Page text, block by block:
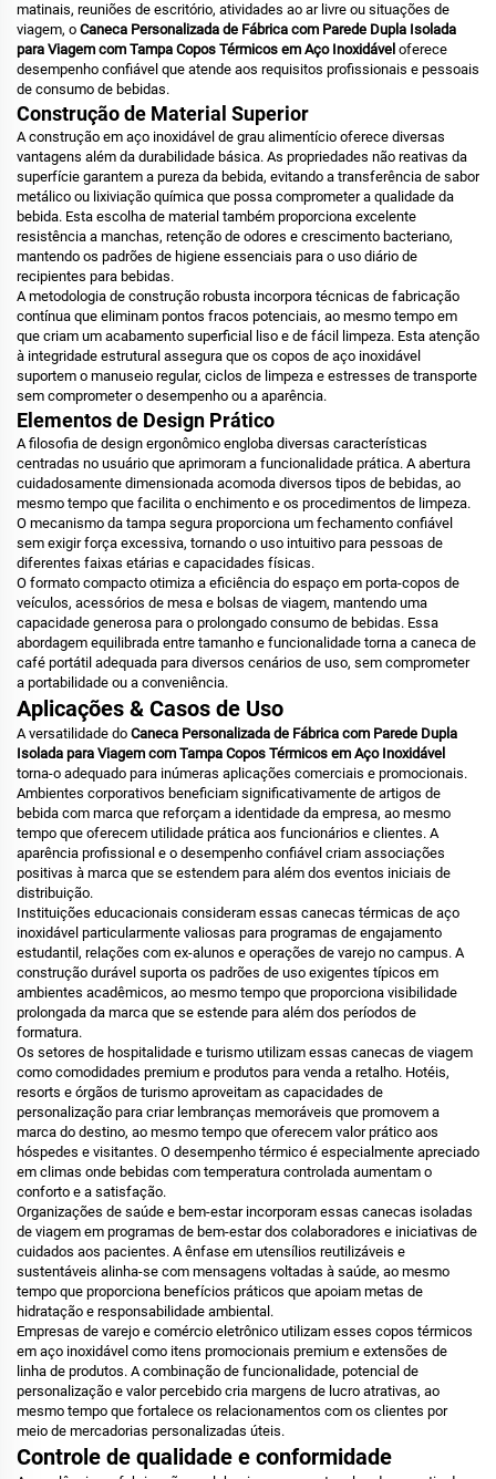
matinais, reuniões de escritório, atividades ao ar livre ou situações de
viagem, o Caneca Personalizada de Fábrica com Parede Dupla Isolada
para Viagem com Tampa Copos Térmicos em Aço Inoxidável oferece
desempenho confiável que atende aos requisitos profissionais e pessoais
de consumo de bebidas.
Construção de Material Superior
A construção em aço inoxidável de grau alimentício oferece diversas
vantagens além da durabilidade básica. As propriedades não reativas da
superfície garantem a pureza da bebida, evitando a transferência de sabor
metálico ou lixiviação química que possa comprometer a qualidade da
bebida. Esta escolha de material também proporciona excelente
resistência a manchas, retenção de odores e crescimento bacteriano,
mantendo os padrões de higiene essenciais para o uso diário de
recipientes para bebidas.
A metodologia de construção robusta incorpora técnicas de fabricação
contínua que eliminam pontos fracos potenciais, ao mesmo tempo em
que criam um acabamento superficial liso e de fácil limpeza. Esta atenção
à integridade estrutural assegura que os copos de aço inoxidável
suportem o manuseio regular, ciclos de limpeza e estresses de transporte
sem comprometer o desempenho ou a aparência.
Elementos de Design Prático
A filosofia de design ergonômico engloba diversas características
centradas no usuário que aprimoram a funcionalidade prática. A abertura
cuidadosamente dimensionada acomoda diversos tipos de bebidas, ao
mesmo tempo que facilita o enchimento e os procedimentos de limpeza.
O mecanismo da tampa segura proporciona um fechamento confiável
sem exigir força excessiva, tornando o uso intuitivo para pessoas de
diferentes faixas etárias e capacidades físicas.
O formato compacto otimiza a eficiência do espaço em porta-copos de
veículos, acessórios de mesa e bolsas de viagem, mantendo uma
capacidade generosa para o prolongado consumo de bebidas. Essa
abordagem equilibrada entre tamanho e funcionalidade torna a caneca de
café portátil adequada para diversos cenários de uso, sem comprometer
a portabilidade ou a conveniência.
Aplicações & Casos de Uso
A versatilidade do Caneca Personalizada de Fábrica com Parede Dupla
Isolada para Viagem com Tampa Copos Térmicos em Aço Inoxidável
torna-o adequado para inúmeras aplicações comerciais e promocionais.
Ambientes corporativos beneficiam significativamente de artigos de
bebida com marca que reforçam a identidade da empresa, ao mesmo
tempo que oferecem utilidade prática aos funcionários e clientes. A
aparência profissional e o desempenho confiável criam associações
positivas à marca que se estendem para além dos eventos iniciais de
distribuição.
Instituições educacionais consideram essas canecas térmicas de aço
inoxidável particularmente valiosas para programas de engajamento
estudantil, relações com ex-alunos e operações de varejo no campus. A
construção durável suporta os padrões de uso exigentes típicos em
ambientes acadêmicos, ao mesmo tempo que proporciona visibilidade
prolongada da marca que se estende para além dos períodos de
formatura.
Os setores de hospitalidade e turismo utilizam essas canecas de viagem
como comodidades premium e produtos para venda a retalho. Hotéis,
resorts e órgãos de turismo aproveitam as capacidades de
personalização para criar lembranças memoráveis que promovem a
marca do destino, ao mesmo tempo que oferecem valor prático aos
hóspedes e visitantes. O desempenho térmico é especialmente apreciado
em climas onde bebidas com temperatura controlada aumentam o
conforto e a satisfação.
Organizações de saúde e bem-estar incorporam essas canecas isoladas
de viagem em programas de bem-estar dos colaboradores e iniciativas de
cuidados aos pacientes. A ênfase em utensílios reutilizáveis e
sustentáveis alinha-se com mensagens voltadas à saúde, ao mesmo
tempo que proporciona benefícios práticos que apoiam metas de
hidratação e responsabilidade ambiental.
Empresas de varejo e comércio eletrônico utilizam esses copos térmicos
em aço inoxidável como itens promocionais premium e extensões de
linha de produtos. A combinação de funcionalidade, potencial de
personalização e valor percebido cria margens de lucro atrativas, ao
mesmo tempo que fortalece os relacionamentos com os clientes por
meio de mercadorias personalizadas úteis.
Controle de qualidade e conformidade